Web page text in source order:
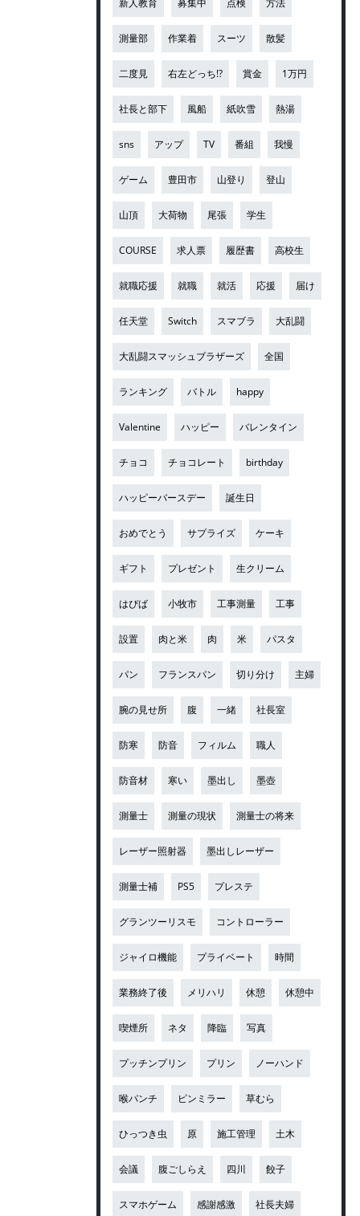
新人教育 募集中 点検 方法
測量部 作業着 スーツ 散髪
二度見 右左どっち!? 賞金 1万円
社長と部下 風船 紙吹雪 熱湯
sns アップ TV 番組 我慢
ゲーム 豊田市 山登り 登山
山頂 大荷物 尾張 学生
COURSE 求人票 履歴書 高校生
就職応援 就職 就活 応援 届け
任天堂 Switch スマブラ 大乱闘
大乱闘スマッシュブラザーズ 全国
ランキング バトル happy
Valentine ハッピー バレンタイン
チョコ チョコレート birthday
ハッピーバースデー 誕生日
おめでとう サプライズ ケーキ
ギフト プレゼント 生クリーム
はぴば 小牧市 工事測量 工事
設置 肉と米 肉 米 パスタ
パン フランスパン 切り分け 主婦
腕の見せ所 腹 一緒 社長室
防寒 防音 フィルム 職人
防音材 寒い 墨出し 墨壺
測量士 測量の現状 測量士の将来
レーザー照射器 墨出しレーザー
測量士補 PS5 プレステ
グランツーリスモ コントローラー
ジャイロ機能 プライベート 時間
業務終了後 メリハリ 休憩 休憩中
喫煙所 ネタ 降臨 写真
プッチンプリン プリン ノーハンド
喉パンチ ピンミラー 草むら
ひっつき虫 原 施工管理 土木
会議 腹ごしらえ 四川 餃子
スマホゲーム 感謝感激 社長夫婦